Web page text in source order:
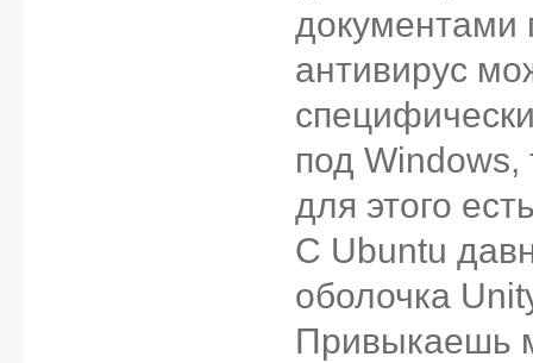
документами
антивирус
под Windows,
для этого
С Ubuntu
оболочка
Привыкаешь